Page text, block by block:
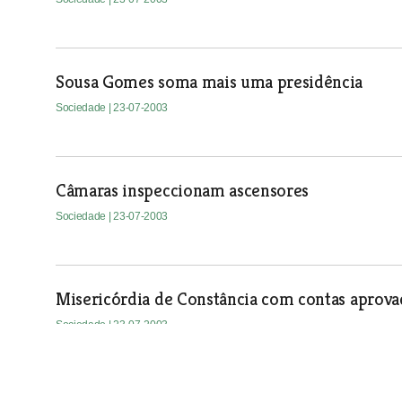
Sousa Gomes soma mais uma presidência
Sociedade | 23-07-2003
Câmaras inspeccionam ascensores
Sociedade | 23-07-2003
Misericórdia de Constância com contas
Sociedade | 23-07-2003